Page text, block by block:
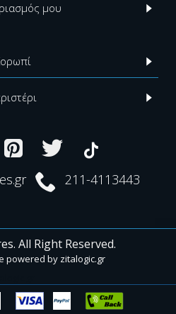
μου
211-4113443
All Right Reserved.
powered by zitalogic.gr